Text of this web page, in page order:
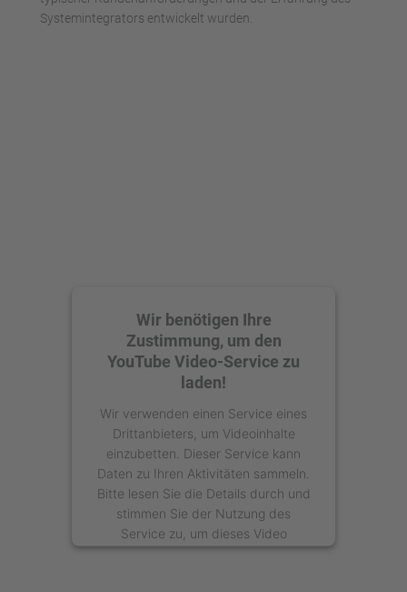
Systemintegrators entwickelt wurden.
Wir benötigen Ihre
Zustimmung, um den
YouTube Video-Service zu
laden!
Wir verwenden einen Service eines
Drittanbieters, um Videoinhalte
einzubetten. Dieser Service kann
Daten zu Ihren Aktivitäten sammeln.
Bitte lesen Sie die Details durch und
stimmen Sie der Nutzung des
Service zu, um dieses Video
anzusehen.